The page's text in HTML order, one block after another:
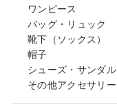
ワンピース
バッグ・リュック
靴下（ソックス）
帽子
シューズ・サンダル
その他アクセサリー